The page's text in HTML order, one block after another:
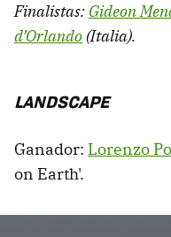
Finalistas: Gideon
d’Orlando (Italia).
LANDSCAPE
Ganador: Lorenzo
on Earth'.